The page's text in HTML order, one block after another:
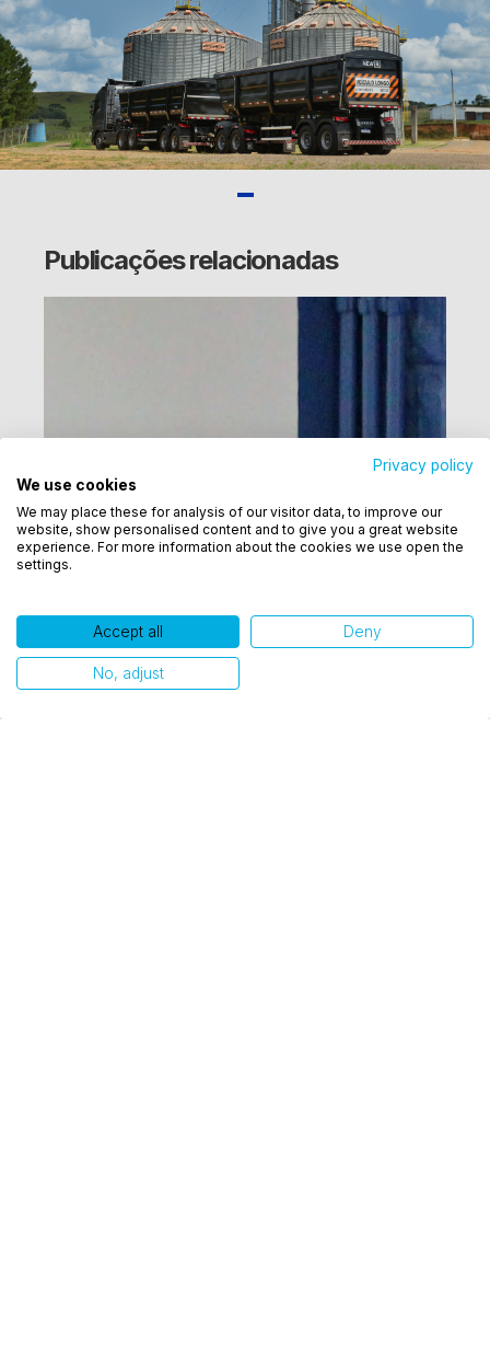
Utilizamos cookies para oferecer melhor
experiência, melhorar o desempenho, analisar
como você interage em nosso site e personalizar
conteúdo. Ao utilizar este site, você concorda com
Ok, entendi!
Publicações relacionadas
Privacy policy
We use cookies
We may place these for analysis of our visitor data, to improve our
website, show personalised content and to give you a great website
experience. For more information about the cookies we use open the
settings.
Accept all Deny
No, adjust